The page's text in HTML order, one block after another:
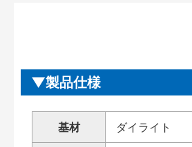
製品仕様
基材 ダイライト